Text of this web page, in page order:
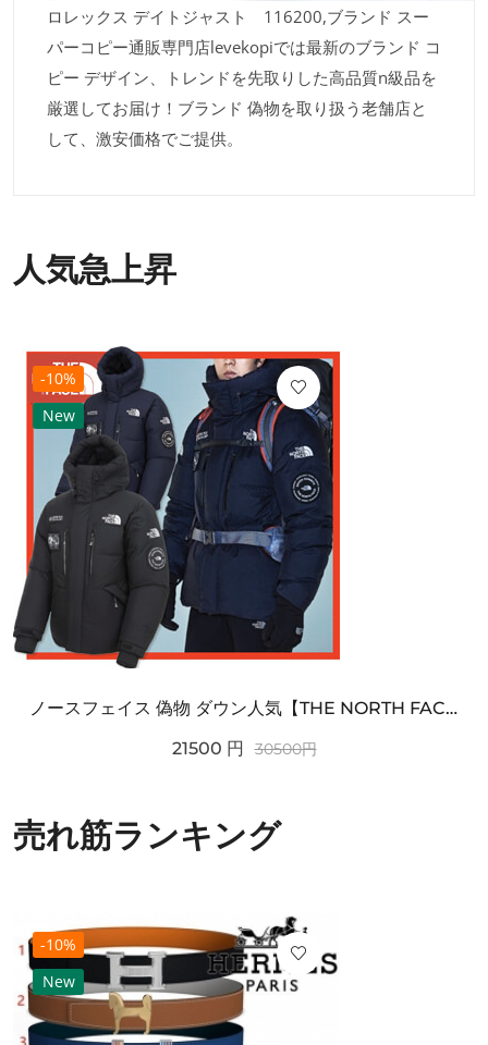
ロレックス デイトジャスト 116200,ブランド スー
パーコピー通販専門店levekopiでは最新のブランド コ
ピー デザイン、トレンドを先取りした高品質n級品を
厳選してお届け！ブランド 偽物を取り扱う老舗店と
して、激安価格でご提供。
人気急上昇
-10%
New
ノースフェイス 偽物 ダウン人気【THE NORTH FACE】M'S 7 SUMMIT HIM...
21500 円 30500円
売れ筋ランキング
-10%
New